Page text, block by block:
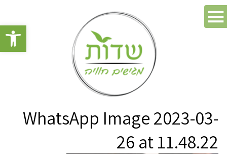
פתח
WhatsApp Image 2023-03-
26 at 11.48.22